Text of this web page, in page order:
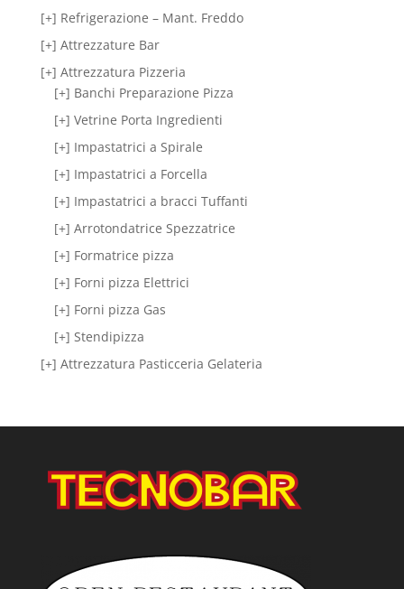
[+] Refrigerazione – Mant. Freddo
[+] Attrezzature Bar
[+] Attrezzatura Pizzeria
[+] Banchi Preparazione Pizza
[+] Vetrine Porta Ingredienti
[+] Impastatrici a Spirale
[+] Impastatrici a Forcella
[+] Impastatrici a bracci Tuffanti
[+] Arrotondatrice Spezzatrice
[+] Formatrice pizza
[+] Forni pizza Elettrici
[+] Forni pizza Gas
[+] Stendipizza
[+] Attrezzatura Pasticceria Gelateria